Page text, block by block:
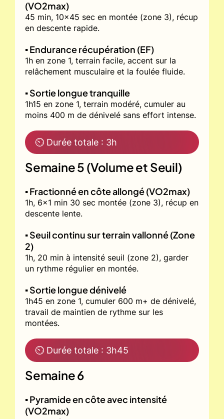
(VO2max)
45 min, 10x45 sec en montée (zone 3), récup
en descente rapide.
▪️ Endurance récupération (EF)
1h en zone 1, terrain facile, accent sur la
relâchement musculaire et la foulée fluide.
▪️ Sortie longue tranquille
1h15 en zone 1, terrain modéré, cumuler au
moins 400 m de dénivelé sans effort intense.
⏲ Durée totale : 3h
Semaine 5 (Volume et Seuil)
▪️ Fractionné en côte allongé (VO2max)
1h, 6x1 min 30 sec montée (zone 3), récup en
descente lente.
▪️ Seuil continu sur terrain vallonné (Zone
2)
1h, 20 min à intensité seuil (zone 2), garder
un rythme régulier en montée.
▪️ Sortie longue dénivelé
1h45 en zone 1, cumuler 600 m+ de dénivelé,
travail de maintien de rythme sur les
montées.
⏲ Durée totale : 3h45
Semaine 6
▪️ Pyramide en côte avec intensité
(VO2max)